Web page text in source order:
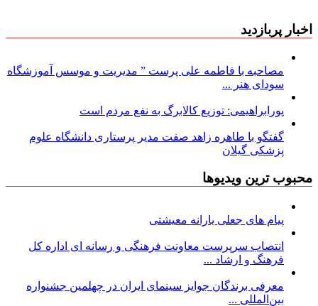
اخبار پربازدید
مصاحبه با فاطمه علی پرست ” مدیریت و موسس آموزشگاه
سودای هنر ...
پورابراهیمی: توزیع کالابرگ به نفع مردم است
گفتگو با طاهره زاهد صفت مدیر پرستاری دانشگاه علوم
پزشکی گیلان
محبوب ترین ویدیوها
پیام های جعلی یارانه معیشتی
انتصاب سرپرست معاونت فرهنگی و رسانه ای اداره کل
فرهنگ و ارشاد ...
معرفی برندگان جوایز سینمای ایران در چهلمین جشنواره
بین‌المللی ...